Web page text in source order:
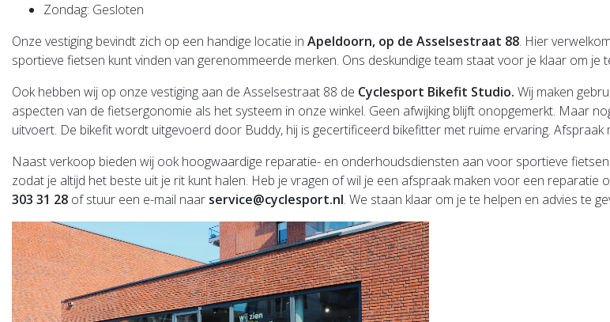
Zondag: Gesloten
Onze vestiging bevindt zich op een handige locatie in Apeldoorn, op de Asselsestraat 88. Hier
sportieve fietsen kunt vinden van gerenommeerde merken. Ons deskundige team staat voor je klaar om
Ook hebben wij op onze vestiging aan de Asselsestraat 88 de Cyclesport Bikefit Studio. Wij maken
aspecten van de fietsergonomie als het systeem in onze winkel. Geen afwijking blijft onopgemerkt. Maar
uitvoert. De bikefit wordt uitgevoerd door Buddy, hij is gecertificeerd bikefitter met ruime ervaring. Afspraak
Naast verkoop bieden wij ook hoogwaardige reparatie- en onderhoudsdiensten aan voor sportieve
zodat je altijd het beste uit je rit kunt halen. Heb je vragen of wil je een afspraak maken voor een
303 31 28 of stuur een e-mail naar service@cyclesport.nl. We staan klaar om je te helpen en advies te